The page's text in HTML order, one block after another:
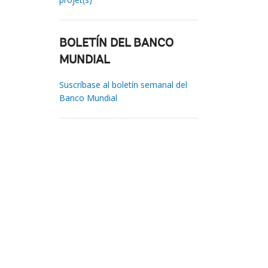
BOLETÍN DEL BANCO
MUNDIAL
Suscríbase al boletín semanal del
Banco Mundial